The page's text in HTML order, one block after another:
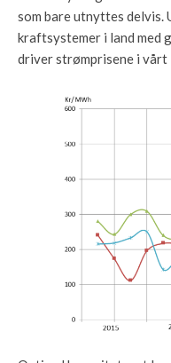
som bare utnyttes delvis.
kraftsystemer i land med
driver strømprisene i vårt